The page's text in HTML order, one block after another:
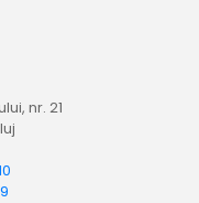
nr. 21